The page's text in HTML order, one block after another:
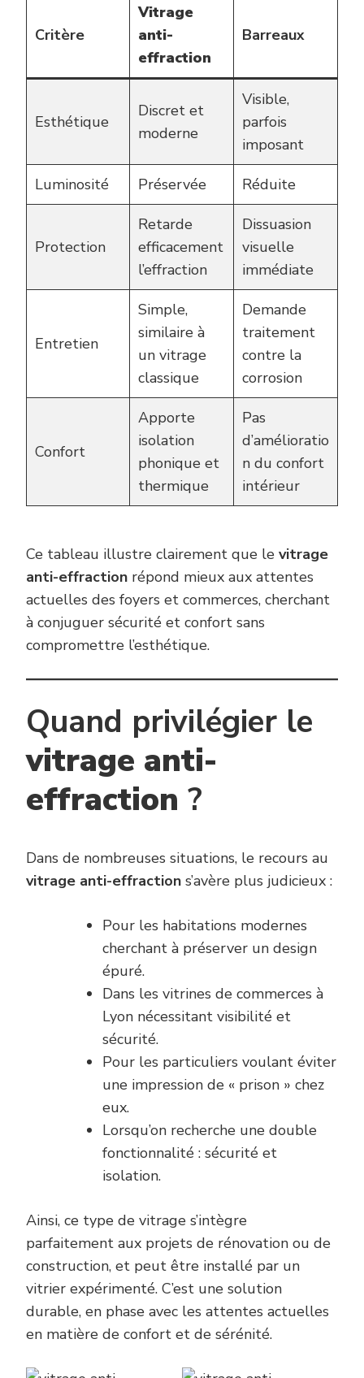
Critère
Vitrage
anti-
effraction
Barreaux
Esthétique
Discret et
moderne
Visible,
parfois
imposant
Luminosité Préservée Réduite
Protection
Retarde
efficacement
l’effraction
Dissuasion
visuelle
immédiate
Entretien
Simple,
similaire à
un vitrage
classique
Demande
traitement
contre la
corrosion
Confort
Apporte
isolation
phonique et
thermique
Pas
d’amélioratio
n du confort
intérieur
Ce tableau illustre clairement que le vitrage
anti-effraction répond mieux aux attentes
actuelles des foyers et commerces, cherchant
à conjuguer sécurité et confort sans
compromettre l’esthétique.
Quand privilégier le
vitrage anti-
effraction ?
Dans de nombreuses situations, le recours au
vitrage anti-effraction s’avère plus judicieux :
Pour les habitations modernes
cherchant à préserver un design
épuré.
Dans les vitrines de commerces à
Lyon nécessitant visibilité et
sécurité.
Pour les particuliers voulant éviter
une impression de « prison » chez
eux.
Lorsqu’on recherche une double
fonctionnalité : sécurité et
isolation.
Ainsi, ce type de vitrage s’intègre
parfaitement aux projets de rénovation ou de
construction, et peut être installé par un
vitrier expérimenté. C’est une solution
durable, en phase avec les attentes actuelles
en matière de confort et de sérénité.